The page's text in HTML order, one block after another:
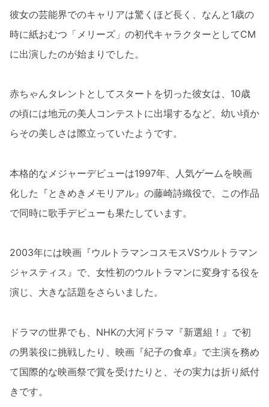
彼女の芸能界でのキャリアは驚くほど長く、なんと1歳の
時に紙おむつ「メリーズ」の初代キャラクターとしてCM
に出演したのが始まりでした。
赤ちゃんタレントとしてスタートを切った彼女は、10歳
の頃には地元の美人コンテストに出場するなど、幼い頃か
らその美しさは際立っていたようです。
本格的なメジャーデビューは1997年、人気ゲームを映画
化した『ときめきメモリアル』の藤崎詩織役で、この作品
で同時に歌手デビューも果たしています。
2003年には映画『ウルトラマンコスモスVSウルトラマン
ジャスティス』で、女性初のウルトラマンに変身する役を
演じ、大きな話題をさらいました。
ドラマの世界でも、NHKの大河ドラマ『新選組！』で初
の男装役に挑戦したり、映画『紀子の食卓』で主演を務め
て国際的な映画祭で賞を受けたりと、その実力は折り紙付
きです。